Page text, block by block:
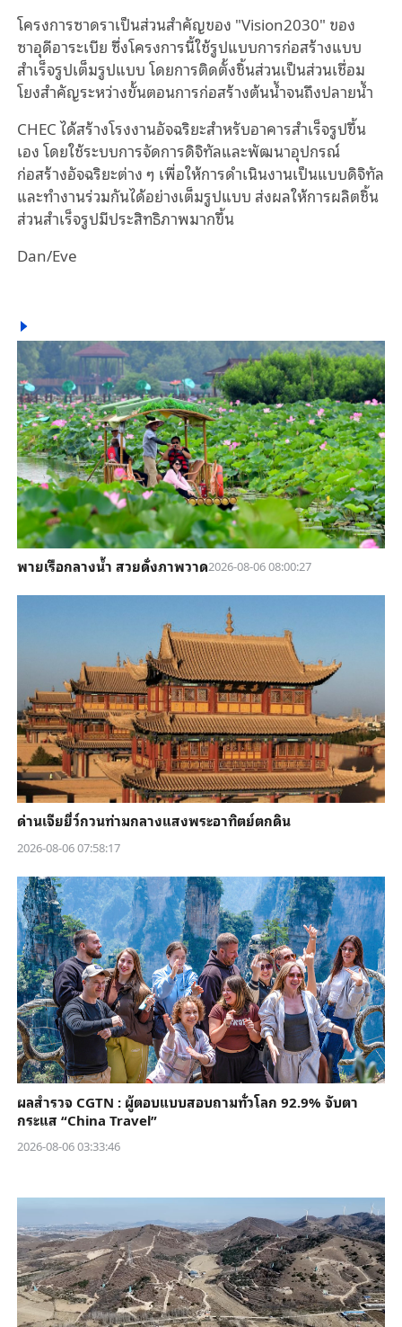
โครงการซาดราเป็นส่วนสำคัญของ "Vision2030" ของ
ซาอุดีอาระเบียซึ่งโครงการนี้ใช้รูปแบบการก่อสร้างแบบ
สำเร็จรูปเต็มรูปแบบ โดยการติดตั้งชิ้นส่วนเป็นส่วนเชื่อม
โยงสำคัญระหว่างขั้นตอนการก่อสร้างต้นน้ำจนถึงปลายน้ำ
CHEC ได้สร้างโรงงานอัจฉริยะสำหรับอาคารสำเร็จรูปขึ้น
เอง โดยใช้ระบบการจัดการดิจิทัลและพัฒนาอุปกรณ์
ก่อสร้างอัจฉริยะต่าง ๆ เพื่อให้การดำเนินงานเป็นแบบดิจิทัล
และทำงานร่วมกันได้อย่างเต็มรูปแบบ ส่งผลให้การผลิตชิ้น
ส่วนสำเร็จรูปมีประสิทธิภาพมากขึ้น
Dan/Eve
พายเรือกลางน้ำ สวยดั่งภาพวาด2026-08-06 08:00:27
ด่านเจียยี่ว์กวนท่ามกลางแสงพระอาทิตย์ตกดิน
2026-08-06 07:58:17
ผลสำรวจ CGTN : ผู้ตอบแบบสอบถามทั่วโลก 92.9% จับตา
กระแส “China Travel”
2026-08-06 03:33:46